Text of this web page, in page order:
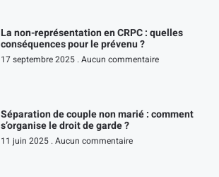
La non-représentation en CRPC : quelles
conséquences pour le prévenu ?
17 septembre 2025 Aucun commentaire
Séparation de couple non marié : comment
s’organise le droit de garde ?
11 juin 2025 Aucun commentaire